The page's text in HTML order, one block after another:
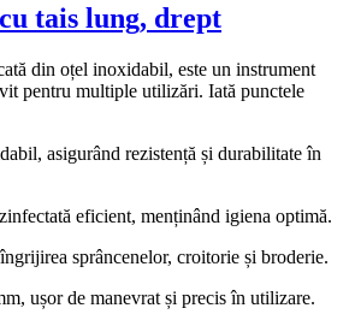
tais lung, drept
din oțel inoxidabil, este un instrument
pentru multiple utilizări. Iată punctele
asigurând rezistență și durabilitate în
eficient, menținând igiena optimă.
sprâncenelor, croitorie și broderie.
ușor de manevrat și precis în utilizare.